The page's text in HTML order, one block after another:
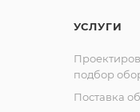
УСЛУГИ
подбор
Поставка